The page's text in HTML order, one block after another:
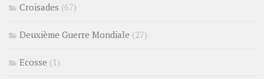
Croisades (67)
Deuxième Guerre Mondiale (27)
Ecosse (1)